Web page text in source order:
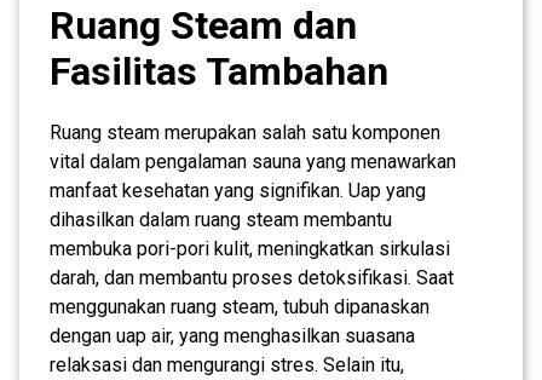
Ruang Steam dan
Fasilitas Tambahan
Ruang steam merupakan salah satu komponen
vital dalam pengalaman sauna yang menawarkan
manfaat kesehatan yang signifikan. Uap yang
dihasilkan dalam ruang steam membantu
membuka pori-pori kulit, meningkatkan sirkulasi
darah, dan membantu proses detoksifikasi. Saat
menggunakan ruang steam, tubuh dipanaskan
dengan uap air, yang menghasilkan suasana
relaksasi dan mengurangi stres. Selain itu,